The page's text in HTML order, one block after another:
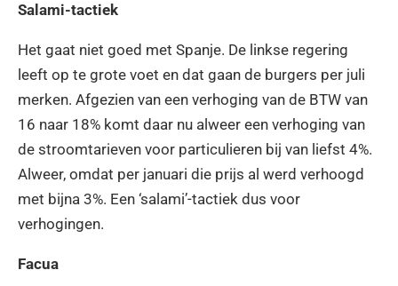
Salami-tactiek
Het gaat niet goed met Spanje. De linkse regering
leeft op te grote voet en dat gaan de burgers per juli
merken. Afgezien van een verhoging van de BTW van
16 naar 18% komt daar nu alweer een verhoging van
de stroomtarieven voor particulieren bij van liefst 4%.
Alweer, omdat per januari die prijs al werd verhoogd
met bijna 3%. Een ‘salami’-tactiek dus voor
verhogingen.
Facua